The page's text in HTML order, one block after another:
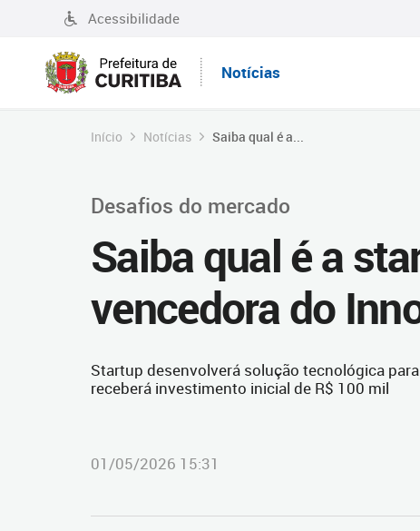
Acessibilidade
Notícias
Início Notícias Saiba qual é a...
Desafios do mercado
Saiba qual é a
vencedora do
Startup desenvolverá solução tecnológica
receberá investimento inicial de R$ 100 mil
01/05/2026 15:31